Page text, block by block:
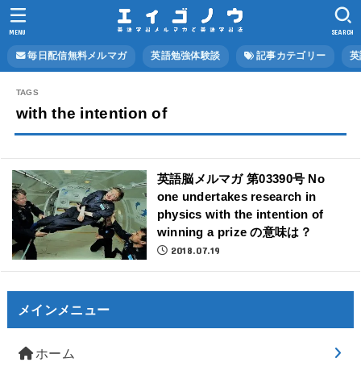
毎日配信無料メルマガ 英語勉強体験談 記事カテゴリー
SEARCH
MENU
with the intention of
英語脳メルマガ 第03390号 No
one undertakes research in
physics with the intention of
winning a prize の意味は？
2018.07.19
メインメニュー
ホーム